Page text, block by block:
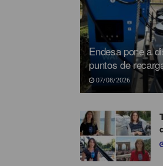
Endesa pone a
puntos de
07/08/2026